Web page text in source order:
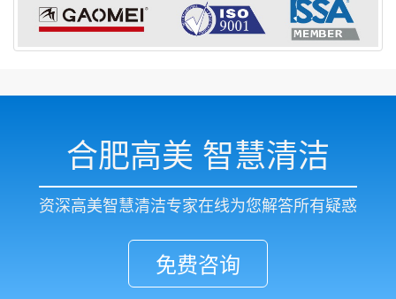
合肥高美 智慧清洁
资深高美智慧清洁专家在线为您解答所有疑惑
免费咨询